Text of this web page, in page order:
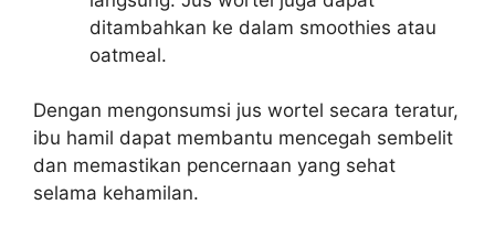
ditambahkan ke dalam smoothies atau
oatmeal.
Dengan mengonsumsi jus wortel secara teratur,
ibu hamil dapat membantu mencegah sembelit
dan memastikan pencernaan yang sehat
selama kehamilan.